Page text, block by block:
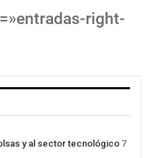
right-
y al sector tecnológico 7